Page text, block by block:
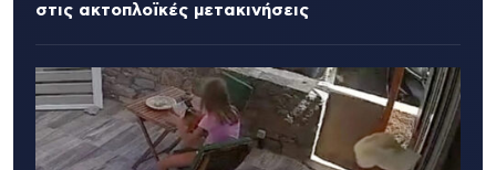
στις ακτοπλοϊκές μετακινήσεις